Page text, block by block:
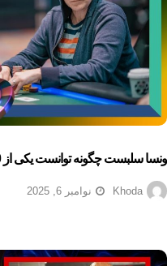
ونسا سلبست چگونه توانست یکی از 10 پوکر باز برتر جهان شود؟
Khoda نوامبر 6, 2025